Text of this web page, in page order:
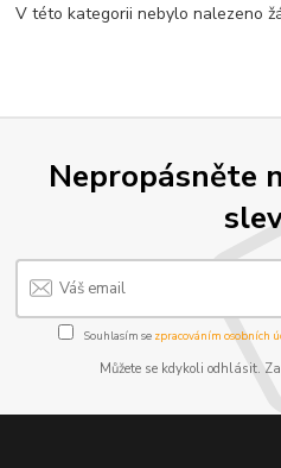
V této kategorii nebylo nalezeno
Nepropásněte
Souhlasím se zpracováním osobních
Můžete se kdykoli odhlásit.